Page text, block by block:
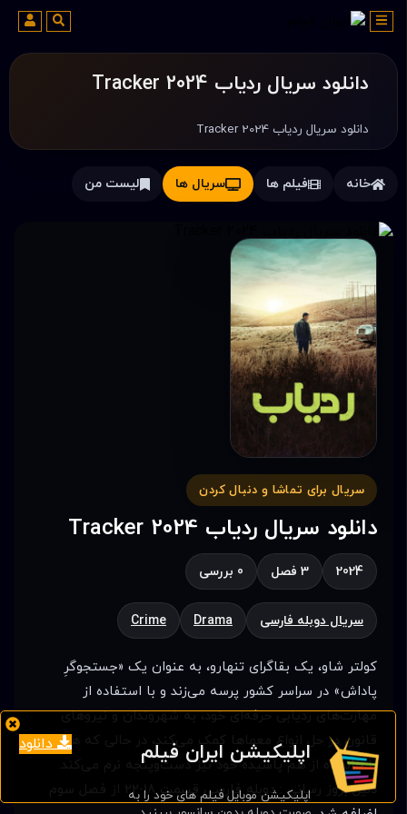
دانلود سریال ردیاب Tracker 2024
دانلود سریال ردیاب Tracker 2024
خانه فیلم ها سریال ها لیست من
سریال برای تماشا و دنبال کردن
دانلود سریال ردیاب Tracker 2024
2024 3 فصل 0 بررسی
سریال دوبله فارسی Drama
Crime
کولتر شاو، یک بقاگرای تنهارو، به عنوان یک «جستجوگرِ
پاداش» در سراسر کشور پرسه می‌زند و با استفاده از
مهارت‌های ردیابی حرفه‌ای خود، به شهروندان و نیروهای
قانون در حل انواع معماها کمک می‌کند، در حالی که همزمان
با خانواده از هم پاشیده‌ خود نیز دست‌و‌پنجه نرم می‌کند.
اپلیکیشن ایران فیلم
اپلیکیشن موبایل فیلم های خود را به
دانلود